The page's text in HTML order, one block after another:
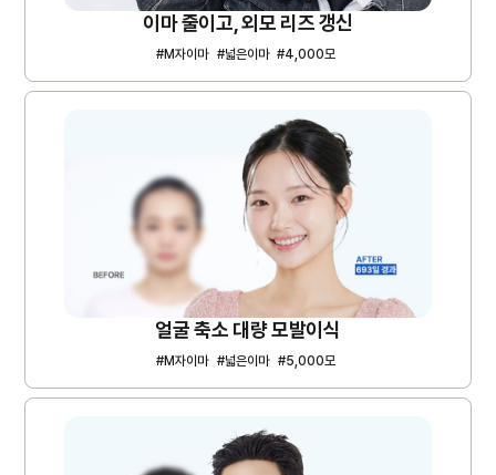
이마 줄이고, 외모 리즈 갱신
#M자이마 #넓은이마 #4,000모
얼굴 축소 대량 모발이식
#M자이마 #넓은이마 #5,000모